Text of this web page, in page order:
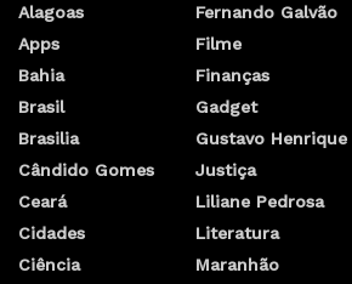
Alagoas
Apps
Bahia
Brasil
Brasilia
Cândido Gomes
Ceará
Cidades
Ciência
Fernando Galvão
Filme
Finanças
Gadget
Gustavo Henrique
Justiça
Liliane Pedrosa
Literatura
Maranhão